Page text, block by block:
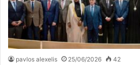
pavlos alexelis 25/06/2026 42